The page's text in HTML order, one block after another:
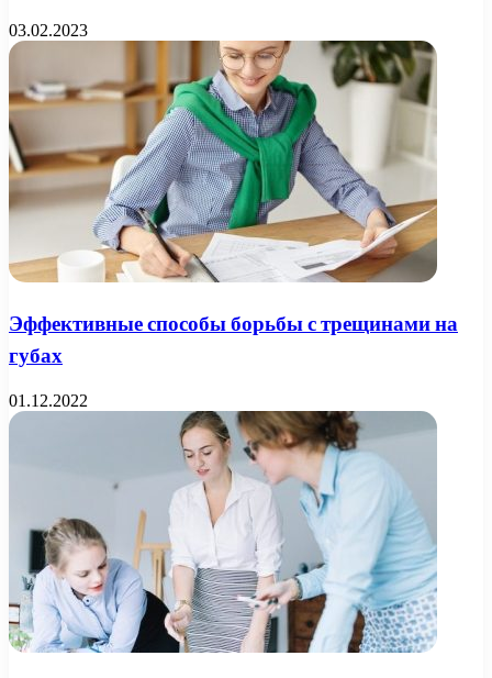
03.02.2023
Эффективные способы борьбы с трещинами на
губах
01.12.2022